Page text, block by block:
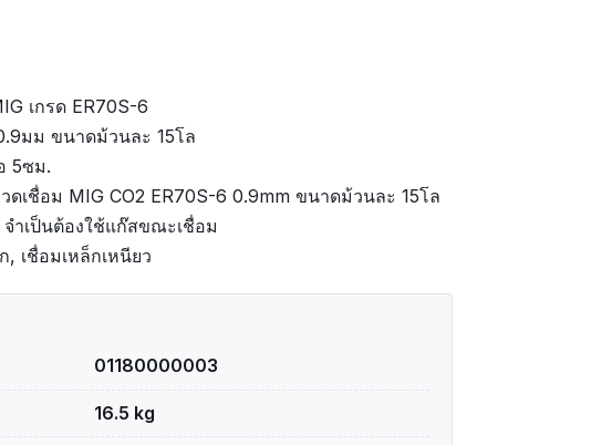
เกรด ER70S-6
มม ขนาดม้วนละ 15โล
5ซม.
ดเชื่อม MIG CO2 ER70S-6 0.9mm ขนาดม้วนละ 15โล
ำเป็นต้องใช้แก๊สขณะเชื่อม
, เชื่อมเหล็กเหนียว
01180000003
16.5 kg